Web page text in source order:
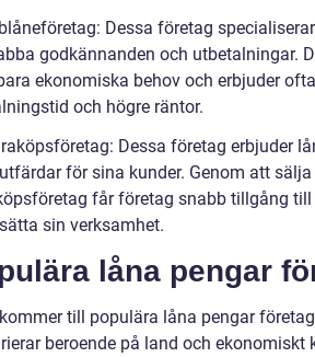
Dessa företag
godkännanden och utbetalningar.
ekonomiska behov och erbjuder
och högre räntor.
Dessa företag erbjuder
för sina kunder. Genom att
får företag snabb tillgång
sin verksamhet.
låna pengar
till populära låna pengar
beroende på land och ekonomiskt